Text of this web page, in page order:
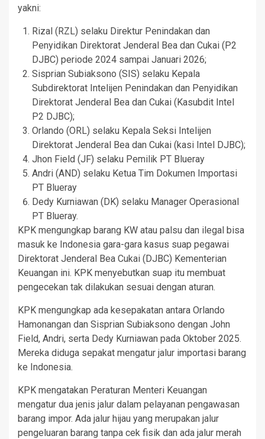
yakni:
Rizal (RZL) selaku Direktur Penindakan dan
Penyidikan Direktorat Jenderal Bea dan Cukai (P2
DJBC) periode 2024 sampai Januari 2026;
Sisprian Subiaksono (SIS) selaku Kepala
Subdirektorat Intelijen Penindakan dan Penyidikan
Direktorat Jenderal Bea dan Cukai (Kasubdit Intel
P2 DJBC);
Orlando (ORL) selaku Kepala Seksi Intelijen
Direktorat Jenderal Bea dan Cukai (kasi Intel DJBC);
Jhon Field (JF) selaku Pemilik PT Blueray
Andri (AND) selaku Ketua Tim Dokumen Importasi
PT Blueray
Dedy Kurniawan (DK) selaku Manager Operasional
PT Blueray.
KPK mengungkap barang KW atau palsu dan ilegal bisa
masuk ke Indonesia gara-gara kasus suap pegawai
Direktorat Jenderal Bea Cukai (DJBC) Kementerian
Keuangan ini. KPK menyebutkan suap itu membuat
pengecekan tak dilakukan sesuai dengan aturan.
KPK mengungkap ada kesepakatan antara Orlando
Hamonangan dan Sisprian Subiaksono dengan John
Field, Andri, serta Dedy Kurniawan pada Oktober 2025.
Mereka diduga sepakat mengatur jalur importasi barang
ke Indonesia.
KPK mengatakan Peraturan Menteri Keuangan
mengatur dua jenis jalur dalam pelayanan pengawasan
barang impor. Ada jalur hijau yang merupakan jalur
pengeluaran barang tanpa cek fisik dan ada jalur merah